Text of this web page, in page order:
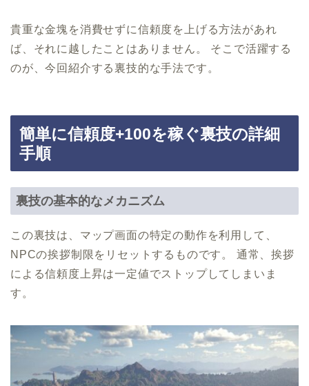
貴重な金塊を消費せずに信頼度を上げる方法があれ
ば、それに越したことはありません。 そこで活躍する
のが、今回紹介する裏技的な手法です。
簡単に信頼度+100を稼ぐ裏技の詳細
手順
裏技の基本的なメカニズム
この裏技は、マップ画面の特定の動作を利用して、
NPCの挨拶制限をリセットするものです。 通常、挨拶
による信頼度上昇は一定値でストップしてしまいま
す。